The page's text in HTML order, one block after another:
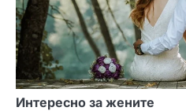
Интересно за жените